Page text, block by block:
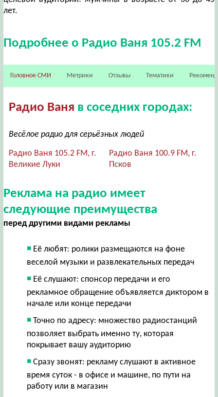
лет.
Подробнее о Радио Ваня 105.2 FM
Головное СМИ Метрики Отзывы Тематики
Радио Ваня в соседних городах:
Весёлое радио для серьёзных людей
Радио Ваня 105.2 FM, г.
Великие Луки
Радио Ваня 100.9 FM, г.
Псков
Реклама на радио имеет
следующие преимущества
перед другими видами рекламы
Её любят: ролики размещаются на фоне
веселой музыки и развлекательных передач
Её слушают: спонсор передачи и его
рекламное обращение объявляется диктором в
начале или конце передачи
Точно по адресу: множество радиостанций
позволяет выбрать именно ту, которая
покрывает вашу аудиторию
Сразу звонят: рекламу слушают в активное
время суток - в офисе и машине, по пути на
работу или в магазин